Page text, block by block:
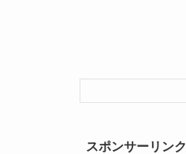
スポンサーリンク